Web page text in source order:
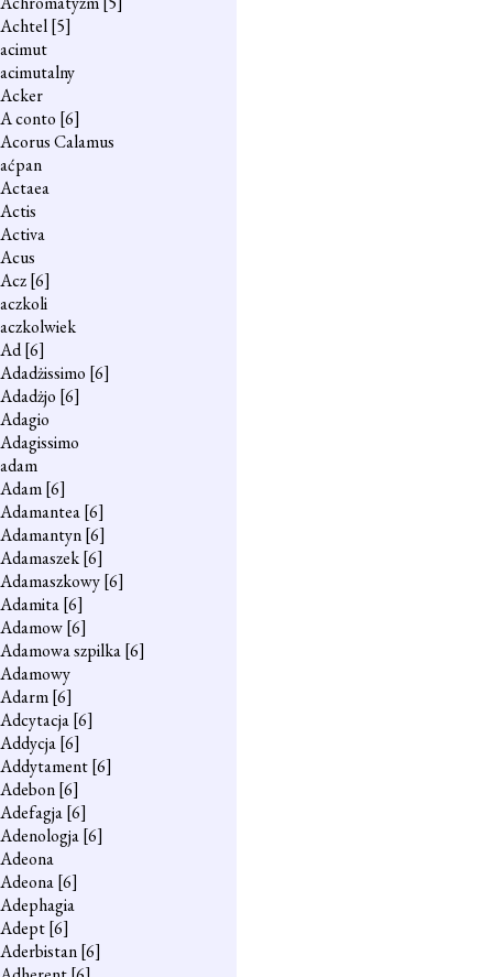
Achtel[5]
acimut
acimutalny
Acker
A conto [6]
Acorus Calamus
aćpan
Actaea
Actis
Activa
Acus
Acz[6]
aczkoli
aczkolwiek
Ad[6]
Adadżissimo [6]
Adadżjo [6]
Adagio
Adagissimo
adam
Adam[6]
Adamantea[6]
Adamantyn[6]
Adamaszek[6]
Adamaszkowy[6]
Adamita[6]
Adamow[6]
Adamowa szpilka[6]
Adamowy
Adarm[6]
Adcytacja[6]
Addycja[6]
Addytament[6]
Adebon[6]
Adefagja[6]
Adenologja[6]
Adeona
Adeona[6]
Adephagia
Adept[6]
Aderbistan[6]